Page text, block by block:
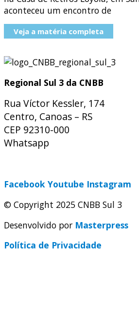
aconteceu um encontro de
Veja a matéria completa
Regional Sul 3 da CNBB
Rua Víctor Kessler, 174
Centro, Canoas – RS
CEP 92310-000
Whatsapp
Facebook Youtube Instagram
© Copyright 2025 CNBB Sul 3
Desenvolvido por Masterpress
Política de Privacidade